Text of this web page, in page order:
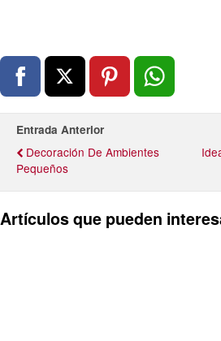
Entrada Anterior
Decoración De Ambientes
Pequeños
Artículos que pueden